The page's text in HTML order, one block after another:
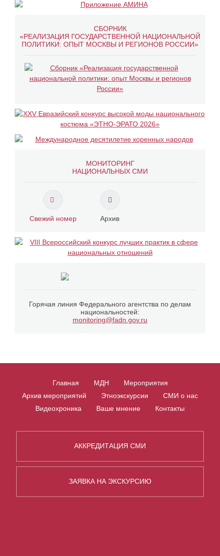
СБОРНИК
«РЕАЛИЗАЦИЯ ГОСУДАРСТВЕННОЙ НАЦИОНАЛЬНОЙ
ПОЛИТИКИ: ОПЫТ МОСКВЫ И РЕГИОНОВ РОССИИ»
МОНИТОРИНГ
НАЦИОНАЛЬНЫХ СМИ
Свежий номер Архив
Горячая линия Федерального агентства по делам
национальностей:
monitoring@fadn.gov.ru
Главная МДН
Мероприятия
Архив мероприятий
Этноэкскурсии
СМИ о нас
Видеохроника
Ваше мнение Контакты
АККРЕДИТАЦИЯ СМИ
ЗАЯВКА НА ЭКСКУРСИЮ